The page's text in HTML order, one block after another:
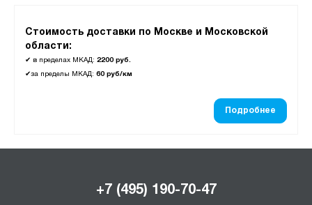
Стоимость доставки по Москве и Московской
области:
✔ в пределах МКАД: 2200 руб.
✔за пределы МКАД: 60 руб/км
Подробнее
+7 (495) 190-70-47